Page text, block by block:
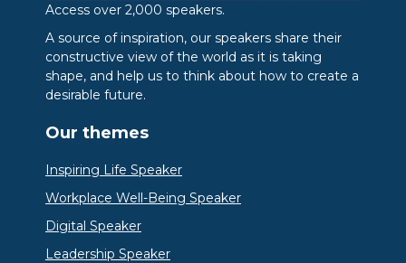
Access over 2,000 speakers.
A source of inspiration, our speakers share their
constructive view of the world as it is taking
shape, and help us to think about how to create a
desirable future.
Our themes
Inspiring Life Speaker
Workplace Well-Being Speaker
Digital Speaker
Leadership Speaker